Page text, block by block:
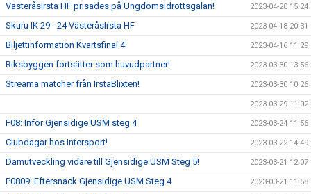
VästeråsIrsta HF prisades på Ungdomsidrottsgalan! 2023-04-20 15:24
Skuru IK 29 - 24 VästeråsIrsta HF 2023-04-18 20:31
Biljettinformation Kvartsfinal 4 2023-04-16 11:29
Riksbyggen fortsätter som huvudpartner! 2023-03-30 13:56
Streama matcher från IrstaBlixten! 2023-03-30 10:26
2023-03-29 11:02
F08: Inför Gjensidige USM steg 4 2023-03-24 11:56
Clubdagar hos Intersport! 2023-03-22 14:49
Damutveckling vidare till Gjensidige USM Steg 5! 2023-03-21 12:07
P0809: Eftersnack Gjensidige USM Steg 4 2023-03-21 11:58